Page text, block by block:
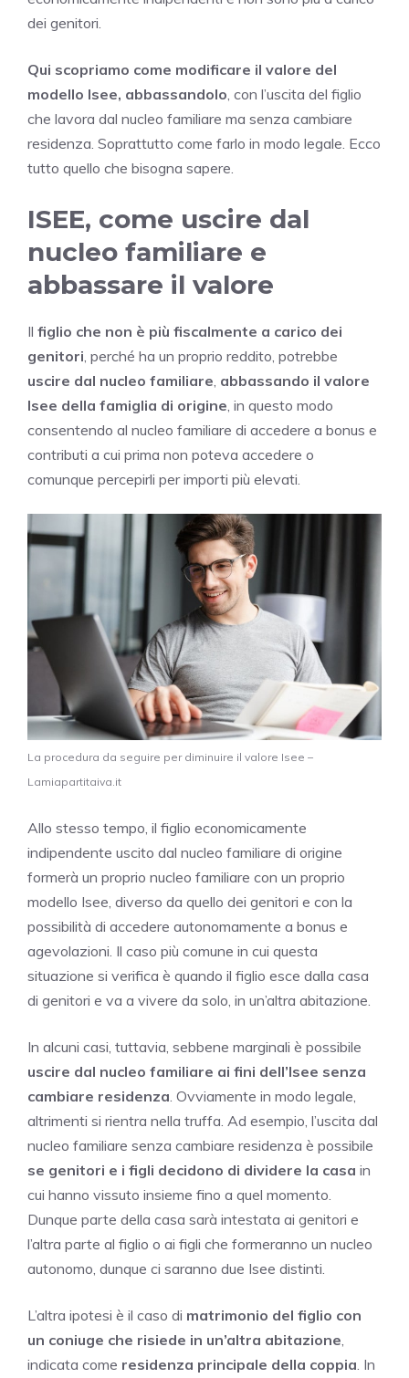
dei genitori.
Qui scopriamo come modificare il valore del
modello Isee, abbassandolo, con l’uscita del figlio
che lavora dal nucleo familiare ma senza cambiare
residenza. Soprattutto come farlo in modo legale. Ecco
tutto quello che bisogna sapere.
ISEE, come uscire dal
nucleo familiare e
abbassare il valore
Il figlio che non è più fiscalmente a carico dei
genitori, perché ha un proprio reddito, potrebbe
uscire dal nucleo familiare, abbassando il valore
Isee della famiglia di origine, in questo modo
consentendo al nucleo familiare di accedere a bonus e
contributi a cui prima non poteva accedere o
comunque percepirli per importi più elevati.
La procedura da seguire per diminuire il valore Isee –
Lamiapartitaiva.it
Allo stesso tempo, il figlio economicamente
indipendente uscito dal nucleo familiare di origine
formerà un proprio nucleo familiare con un proprio
modello Isee, diverso da quello dei genitori e con la
possibilità di accedere autonomamente a bonus e
agevolazioni. Il caso più comune in cui questa
situazione si verifica è quando il figlio esce dalla casa
di genitori e va a vivere da solo, in un’altra abitazione.
In alcuni casi, tuttavia, sebbene marginali è possibile
uscire dal nucleo familiare ai fini dell’Isee senza
cambiare residenza . Ovviamente in modo legale,
altrimenti si rientra nella truffa. Ad esempio, l’uscita dal
nucleo familiare senza cambiare residenza è possibile
se genitori e i figli decidono di dividere la casa in
cui hanno vissuto insieme fino a quel momento.
Dunque parte della casa sarà intestata ai genitori e
l’altra parte al figlio o ai figli che formeranno un nucleo
autonomo, dunque ci saranno due Isee distinti.
L’altra ipotesi è il caso di matrimonio del figlio con
un coniuge che risiede in un’altra abitazione
indicata come residenza principale della coppia . In